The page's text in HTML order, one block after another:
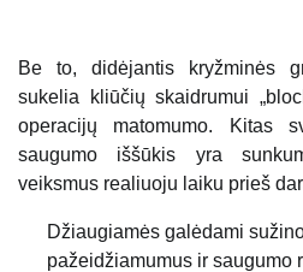
Be to, didėjantis kryžminės
sukelia kliūčių skaidrumui
operacijų matomumo. Kitas
saugumo iššūkis yra
veiksmus realiuoju laiku prieš
Džiaugiamės galėdami
pažeidžiamumus ir saugumo